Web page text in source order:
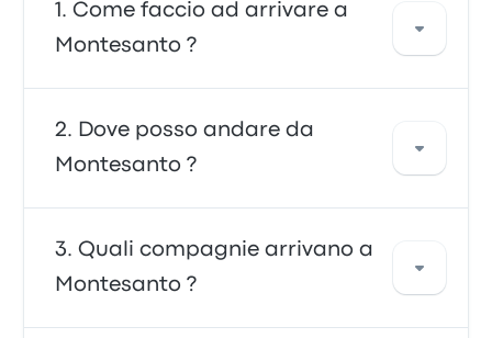
Come faccio ad arrivare a
Montesanto ?
Puoi viaggiare in pullman o in treno, che
consentono di arrivare direttamente a
destinazione. In alternativa, puoi prendere un
taxi o utilizzare un servizio di ride-sharing.
Dove posso andare da
Montesanto ?
Da Montesanto è possibile viaggiare verso
una serie di diverse destinazioni. Tra le
dell'autobus de Caserta, Amalfi Coast e
Quali compagnie arrivano a
Montesanto ?